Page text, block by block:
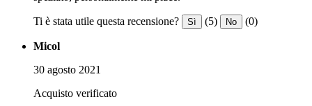
Ti è stata utile questa recensione? Sì (5) No (0)
Micol
30 agosto 2021
Acquisto verificato